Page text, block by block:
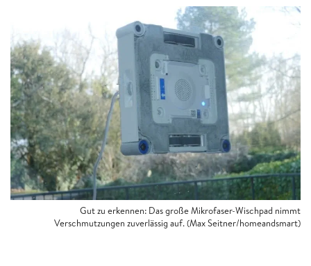
Gut zu erkennen: Das große Mikrofaser-Wischpad nimmt
Verschmutzungen zuverlässig auf. (Max Seitner/homeandsmart)